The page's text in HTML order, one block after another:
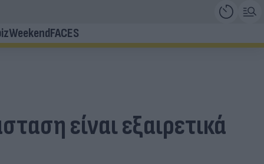
WeekendFACES
είναι εξαιρετικά